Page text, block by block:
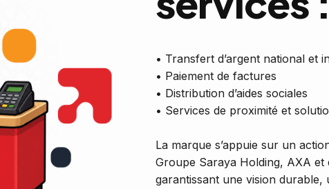
• Transfert d’argent national et
• Paiement de factures
• Distribution d’aides sociales
• Services de proximité et
La marque s’appuie sur un
Groupe Saraya Holding, AXA et
garantissant une vision